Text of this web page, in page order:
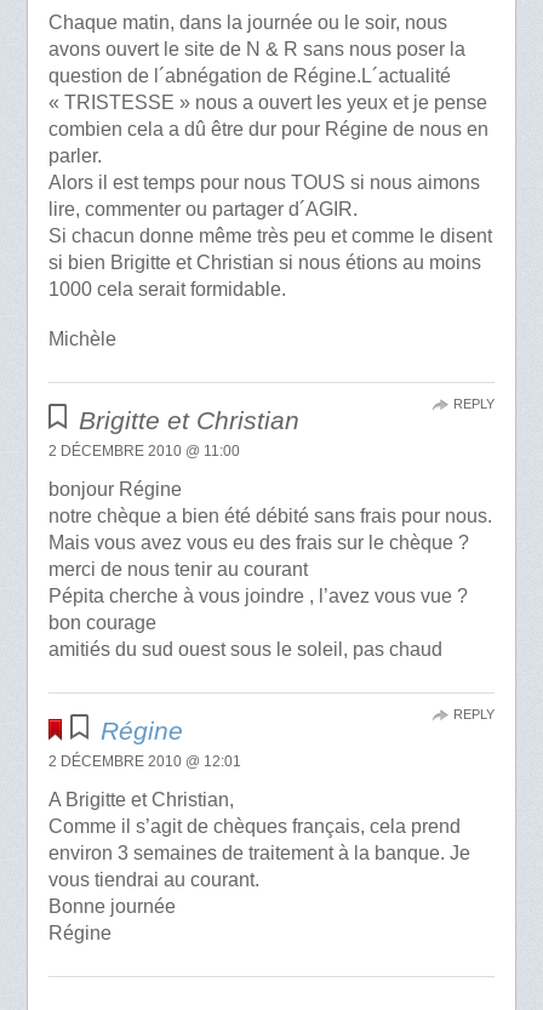
Chaque matin, dans la journée ou le soir, nous
avons ouvert le site de N & R sans nous poser la
question de l´abnégation de Régine.L´actualité
« TRISTESSE » nous a ouvert les yeux et je pense
combien cela a dû être dur pour Régine de nous en
parler.
Alors il est temps pour nous TOUS si nous aimons
lire, commenter ou partager d´AGIR.
Si chacun donne même très peu et comme le disent
si bien Brigitte et Christian si nous étions au moins
1000 cela serait formidable.
Michèle
Brigitte et Christian
2 DÉCEMBRE 2010 @ 11:00
bonjour Régine
notre chèque a bien été débité sans frais pour nous.
Mais vous avez vous eu des frais sur le chèque ?
merci de nous tenir au courant
Pépita cherche à vous joindre , l’avez vous vue ?
bon courage
amitiés du sud ouest sous le soleil, pas chaud
REPLY
Régine
2 DÉCEMBRE 2010 @ 12:01
A Brigitte et Christian,
Comme il s’agit de chèques français, cela prend
environ 3 semaines de traitement à la banque. Je
vous tiendrai au courant.
Bonne journée
Régine
REPLY